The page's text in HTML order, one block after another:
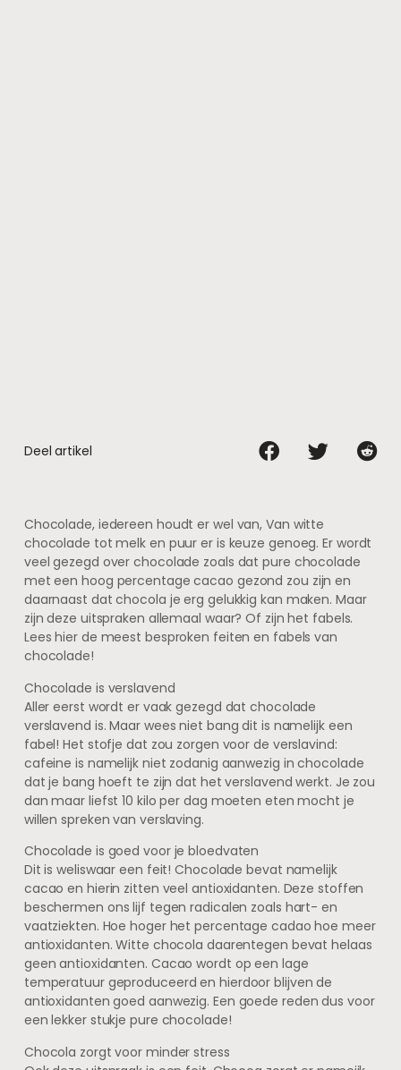
Deel artikel
Chocolade, iedereen houdt er wel van, Van witte
chocolade tot melk en puur er is keuze genoeg. Er wordt
veel gezegd over chocolade zoals dat pure chocolade
met een hoog percentage cacao gezond zou zijn en
daarnaast dat chocola je erg gelukkig kan maken. Maar
zijn deze uitspraken allemaal waar? Of zijn het fabels.
Lees hier de meest besproken feiten en fabels van
chocolade!
Chocolade is verslavend
Aller eerst wordt er vaak gezegd dat chocolade
verslavend is. Maar wees niet bang dit is namelijk een
fabel! Het stofje dat zou zorgen voor de verslavind:
cafeine is namelijk niet zodanig aanwezig in chocolade
dat je bang hoeft te zijn dat het verslavend werkt. Je zou
dan maar liefst 10 kilo per dag moeten eten mocht je
willen spreken van verslaving.
Chocolade is goed voor je bloedvaten
Dit is weliswaar een feit! Chocolade bevat namelijk
cacao en hierin zitten veel antioxidanten. Deze stoffen
beschermen ons lijf tegen radicalen zoals hart- en
vaatziekten. Hoe hoger het percentage cadao hoe meer
antioxidanten. Witte chocola daarentegen bevat helaas
geen antioxidanten. Cacao wordt op een lage
temperatuur geproduceerd en hierdoor blijven de
antioxidanten goed aanwezig. Een goede reden dus voor
een lekker stukje pure chocolade!
Chocola zorgt voor minder stress